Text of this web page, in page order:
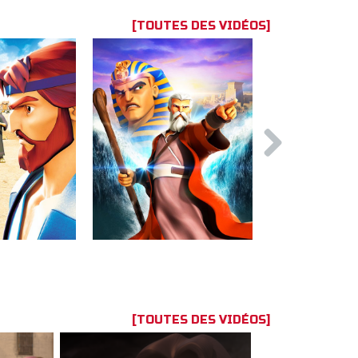
[TOUTES DES VIDÉOS]
[TOUTES DES VIDÉOS]